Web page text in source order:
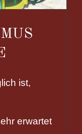
ist,
erwartet